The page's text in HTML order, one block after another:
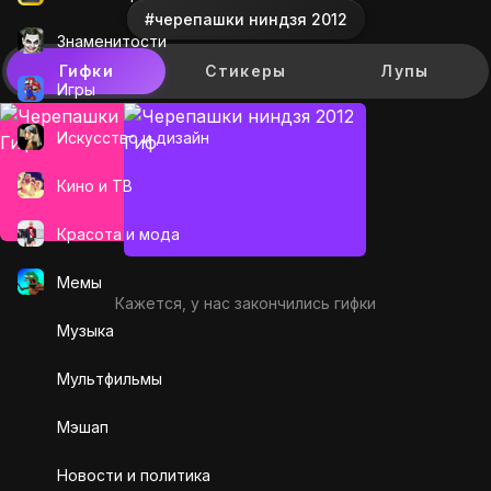
Знаменитости
Игры
Искусcтво и дизайн
Кино и ТВ
Красота и мода
Мемы
Музыка
Мультфильмы
Мэшап
Новости и политика
#черепашки ниндзя 2012
Гифки Стикеры Лупы
Кажется, у нас закончились гифки